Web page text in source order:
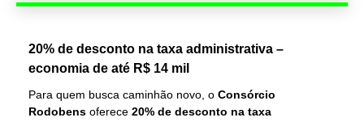
20% de desconto na taxa administrativa –
economia de até R$ 14 mil
Para quem busca caminhão novo, o Consórcio
Rodobens oferece 20% de desconto na taxa